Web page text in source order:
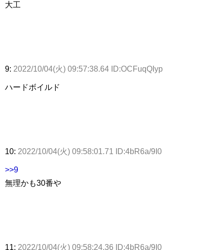
大工
9: 2022/10/04(火) 09:57:38.64 ID:OCFuqQIyp
ハードボイルド
10: 2022/10/04(火) 09:58:01.71 ID:4bR6a/9I0
>>9
無理かも30番や
11: 2022/10/04(火) 09:58:24.36 ID:4bR6a/9I0